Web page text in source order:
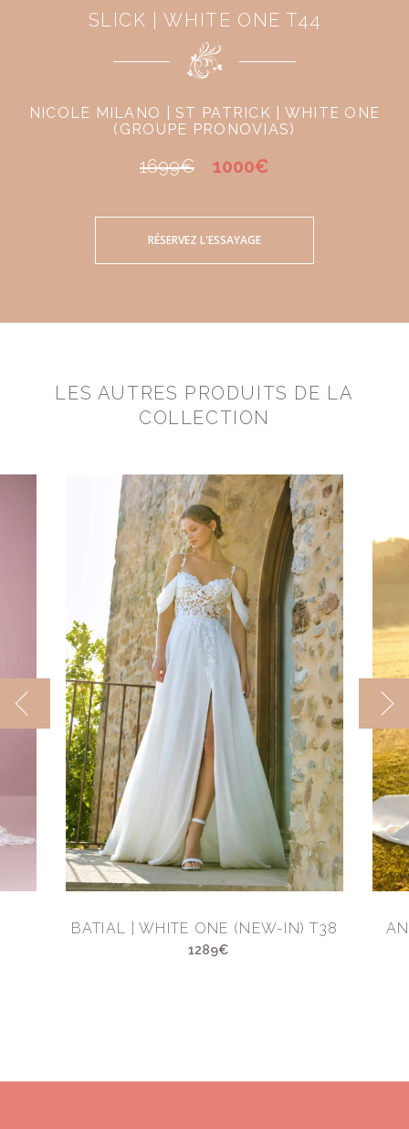
SLICK | WHITE ONE T44
NICOLE MILANO | ST PATRICK | WHITE ONE
(GROUPE PRONOVIAS)
1699€ 1000€
RÉSERVEZ L'ESSAYAGE
LES AUTRES PRODUITS DE LA
COLLECTION
BATIAL | WHITE ONE (NEW-IN) T38
1289€